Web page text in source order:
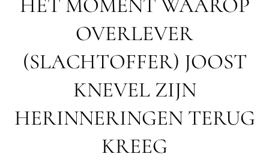
HET MOMENT WAAROP
OVERLEVER
(SLACHTOFFER) JOOST
KNEVEL ZIJN
HERINNERINGEN TERUG
KREEG